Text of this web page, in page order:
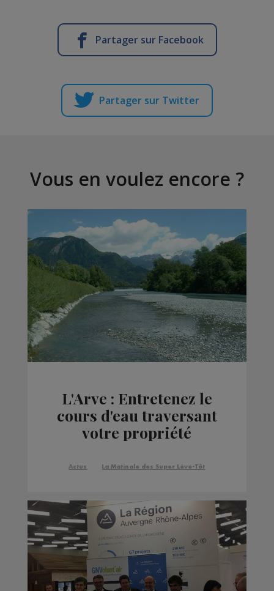
Partager sur Facebook
Partager sur Twitter
Vous en voulez encore ?
L'Arve : Entretenez le
cours d'eau traversant
votre propriété
Actus La Matinale des Super Lève-Tôt